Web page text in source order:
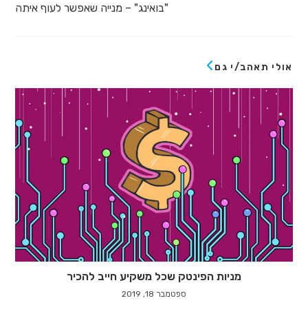
"בואינג" – מנייה שאפשר לעוף איתה
אולי תאהב/י גם
מניות הפינטק שכל משקיע חייב להכיר
ספטמבר 18, 2019